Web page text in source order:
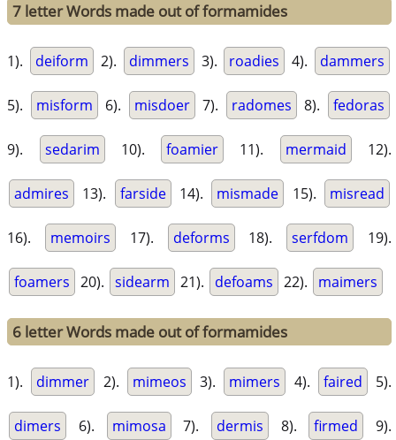
7 letter Words made out of formamides
1). deiform 2). dimmers 3). roadies 4). dammers
5). misform 6). misdoer 7). radomes 8). fedoras
9). sedarim 10). foamier 11). mermaid 12).
admires 13). farside 14). mismade 15). misread
16). memoirs 17). deforms 18). serfdom 19).
foamers 20). sidearm 21). defoams 22). maimers
6 letter Words made out of formamides
1). dimmer 2). mimeos 3). mimers 4). faired 5).
dimers 6). mimosa 7). dermis 8). firmed 9).